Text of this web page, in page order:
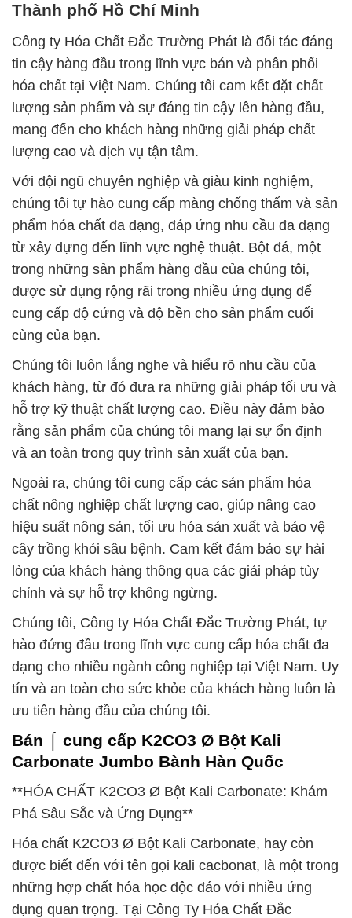
Thành phố Hồ Chí Minh
Công ty Hóa Chất Đắc Trường Phát là đối tác đáng
tin cậy hàng đầu trong lĩnh vực bán và phân phối
hóa chất tại Việt Nam. Chúng tôi cam kết đặt chất
lượng sản phẩm và sự đáng tin cậy lên hàng đầu,
mang đến cho khách hàng những giải pháp chất
lượng cao và dịch vụ tận tâm.
Với đội ngũ chuyên nghiệp và giàu kinh nghiệm,
chúng tôi tự hào cung cấp màng chống thấm và sản
phẩm hóa chất đa dạng, đáp ứng nhu cầu đa dạng
từ xây dựng đến lĩnh vực nghệ thuật. Bột đá, một
trong những sản phẩm hàng đầu của chúng tôi,
được sử dụng rộng rãi trong nhiều ứng dụng để
cung cấp độ cứng và độ bền cho sản phẩm cuối
cùng của bạn.
Chúng tôi luôn lắng nghe và hiểu rõ nhu cầu của
khách hàng, từ đó đưa ra những giải pháp tối ưu và
hỗ trợ kỹ thuật chất lượng cao. Điều này đảm bảo
rằng sản phẩm của chúng tôi mang lại sự ổn định
và an toàn trong quy trình sản xuất của bạn.
Ngoài ra, chúng tôi cung cấp các sản phẩm hóa
chất nông nghiệp chất lượng cao, giúp nâng cao
hiệu suất nông sản, tối ưu hóa sản xuất và bảo vệ
cây trồng khỏi sâu bệnh. Cam kết đảm bảo sự hài
lòng của khách hàng thông qua các giải pháp tùy
chỉnh và sự hỗ trợ không ngừng.
Chúng tôi, Công ty Hóa Chất Đắc Trường Phát, tự
hào đứng đầu trong lĩnh vực cung cấp hóa chất đa
dạng cho nhiều ngành công nghiệp tại Việt Nam. Uy
tín và an toàn cho sức khỏe của khách hàng luôn là
ưu tiên hàng đầu của chúng tôi.
Bán ⌠ cung cấp K2CO3 Ø Bột Kali
Carbonate Jumbo Bành Hàn Quốc
**HÓA CHẤT K2CO3 Ø Bột Kali Carbonate: Khám
Phá Sâu Sắc và Ứng Dụng**
Hóa chất K2CO3 Ø Bột Kali Carbonate, hay còn
được biết đến với tên gọi kali cacbonat, là một trong
những hợp chất hóa học độc đáo với nhiều ứng
dụng quan trọng. Tại Công Ty Hóa Chất Đắc